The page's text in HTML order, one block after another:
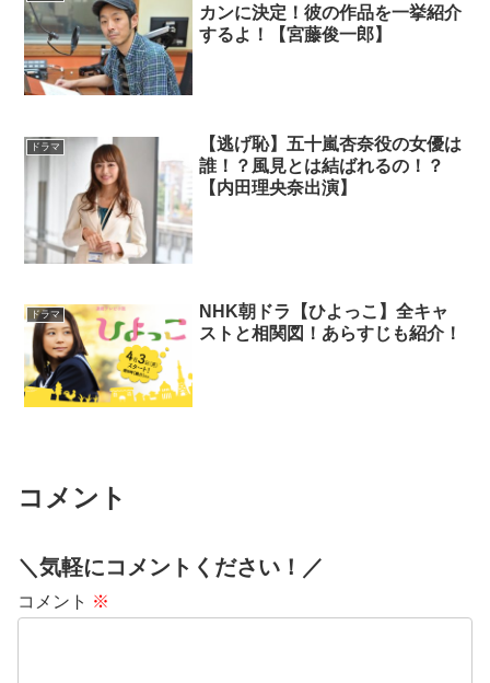
カンに決定！彼の作品を一挙紹介
するよ！【宮藤俊一郎】
ドラマ
【逃げ恥】五十嵐杏奈役の女優は
誰！？風見とは結ばれるの！？
【内田理央奈出演】
ドラマ
NHK朝ドラ【ひよっこ】全キャ
ストと相関図！あらすじも紹介！
コメント
＼気軽にコメントください！／
コメント ※